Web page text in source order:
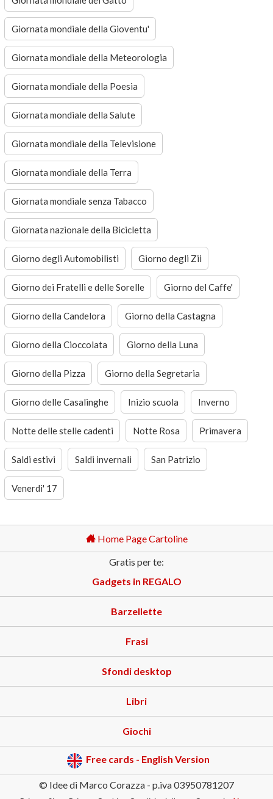
Giornata mondiale della Gioventu'
Giornata mondiale della Meteorologia
Giornata mondiale della Poesia
Giornata mondiale della Salute
Giornata mondiale della Televisione
Giornata mondiale della Terra
Giornata mondiale senza Tabacco
Giornata nazionale della Bicicletta
Giorno degli Automobilisti Giorno degli Zii
Giorno dei Fratelli e delle Sorelle Giorno del Caffe'
Giorno della Candelora Giorno della Castagna
Giorno della Cioccolata Giorno della Luna
Giorno della Pizza Giorno della Segretaria
Giorno delle Casalinghe Inizio scuola Inverno
Notte delle stelle cadenti Notte Rosa Primavera
Saldi estivi Saldi invernali San Patrizio
Venerdi' 17
Home Page Cartoline
Gratis per te:
Gadgets in REGALO
Barzellette
Frasi
Sfondi desktop
Libri
Giochi
Free cards - English Version
© Idee di Marco Corazza - p.iva 03950781207